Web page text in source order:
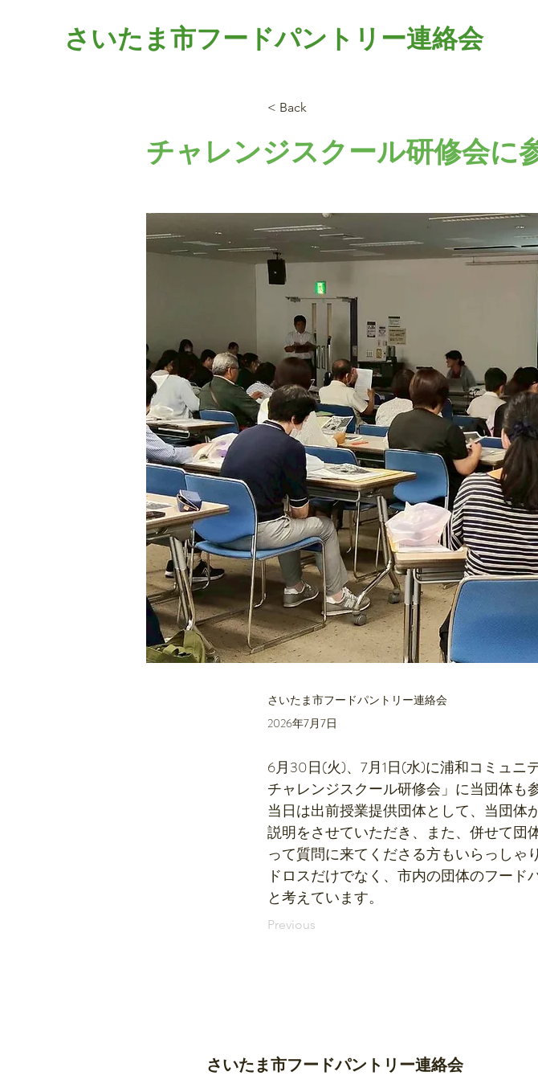
さいたま市フードパントリー連絡会
< Back
チャレンジスクール研修会に
さいたま市フードパントリー連絡会
2026年7月7日
6月30日(火)、7月1日(水)に浦和コミュ
チャレンジスクール研修会」に当団体も
当日は出前授業提供団体として、当団体
説明をさせていただき、また、併せて団
って質問に来てくださる方もいらっしゃ
ドロスだけでなく、市内の団体のフー
と考えています。
Previous
さいたま市フードパントリー連絡会